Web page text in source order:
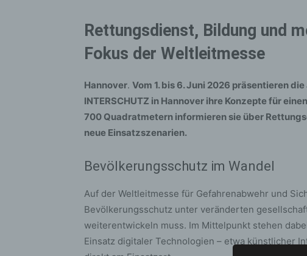
Rettungsdienst, Bildung und
Fokus der Weltleitmesse
Hannover. Vom 1. bis 6. Juni 2026 präsentieren
INTERSCHUTZ in Hannover ihre Konzepte für
700 Quadratmetern informieren sie über
neue Einsatzszenarien.
Bevölkerungsschutz im Wandel
Auf der Weltleitmesse für Gefahrenabwehr und
Bevölkerungsschutz unter veränderten
weiterentwickeln muss. Im Mittelpunkt stehen
Einsatz digitaler Technologien – etwa künstlicher